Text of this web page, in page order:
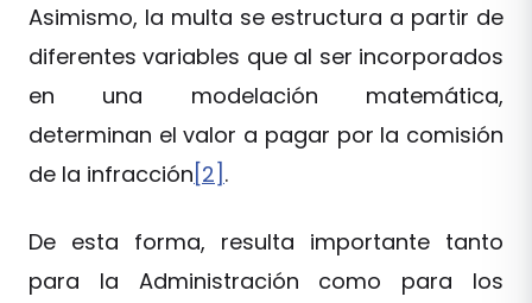
Asimismo, la multa se estructura a partir de
diferentes variables que al ser incorporados
en una modelación matemática,
determinan el valor a pagar por la comisión
de la infracción [2] .
De esta forma, resulta importante tanto
para la Administración como para los